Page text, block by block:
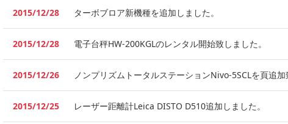
2015/12/28 ターボブロア新機種を追加しました。
2015/12/28 電子台秤HW-200KGLのレンタル開始致しました。
2015/12/26 ノンプリズムトータルステーションNivo-5SCLを頁追加
2015/12/25 レーザー距離計Leica DISTO D510追加しました。